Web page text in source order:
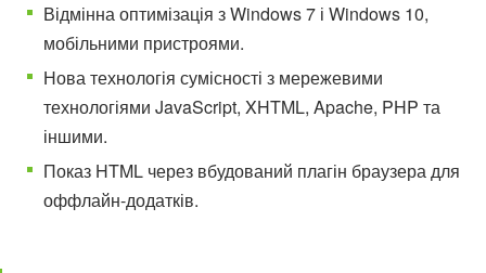
Відмінна оптимізація з Windows 7 і Windows 10,
мобільними пристроями.
Нова технологія сумісності з мережевими
технологіями JavaScript, XHTML, Apache, PHP та
іншими.
Показ HTML через вбудований плагін браузера для
оффлайн-додатків.